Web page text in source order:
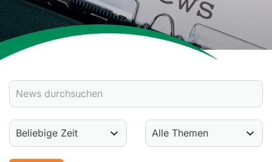
Aktuelles
Verbands-News
Termine